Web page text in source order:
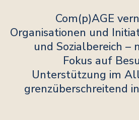
Com(p)AGE
Organisationen und
und Sozialbereich –
Fokus auf
Unterstützung im
grenzüberschreitend